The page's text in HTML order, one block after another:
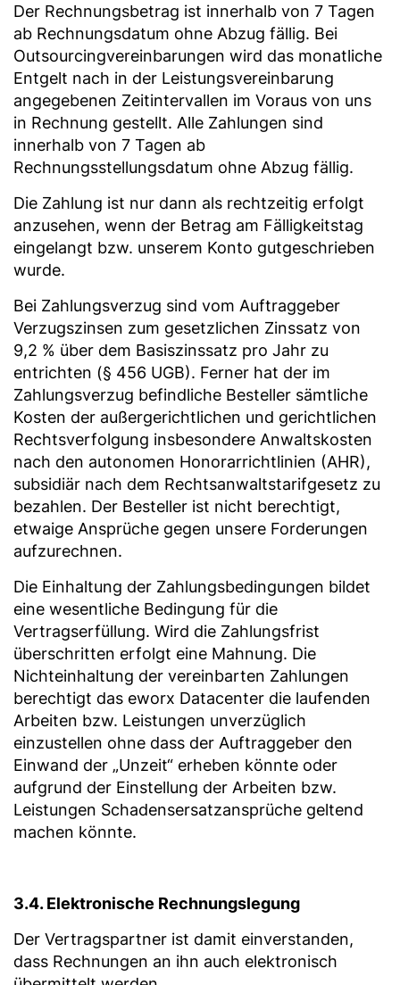
Der Rechnungsbetrag ist innerhalb von 7 Tagen
ab Rechnungsdatum ohne Abzug fällig. Bei
Outsourcingvereinbarungen wird das monatliche
Entgelt nach in der Leistungsvereinbarung
angegebenen Zeitintervallen im Voraus von uns
in Rechnung gestellt. Alle Zahlungen sind
innerhalb von 7 Tagen ab
Rechnungsstellungsdatum ohne Abzug fällig.
Die Zahlung ist nur dann als rechtzeitig erfolgt
anzusehen, wenn der Betrag am Fälligkeitstag
eingelangt bzw. unserem Konto gutgeschrieben
wurde.
Bei Zahlungsverzug sind vom Auftraggeber
Verzugszinsen zum gesetzlichen Zinssatz von
9,2 % über dem Basiszinssatz pro Jahr zu
entrichten (§ 456 UGB). Ferner hat der im
Zahlungsverzug befindliche Besteller sämtliche
Kosten der außergerichtlichen und gerichtlichen
Rechtsverfolgung insbesondere Anwaltskosten
nach den autonomen Honorarrichtlinien (AHR),
subsidiär nach dem Rechtsanwaltstarifgesetz zu
bezahlen. Der Besteller ist nicht berechtigt,
etwaige Ansprüche gegen unsere Forderungen
aufzurechnen.
Die Einhaltung der Zahlungsbedingungen bildet
eine wesentliche Bedingung für die
Vertragserfüllung. Wird die Zahlungsfrist
überschritten erfolgt eine Mahnung. Die
Nichteinhaltung der vereinbarten Zahlungen
berechtigt das eworx Datacenter die laufenden
Arbeiten bzw. Leistungen unverzüglich
einzustellen ohne dass der Auftraggeber den
Einwand der „Unzeit“ erheben könnte oder
aufgrund der Einstellung der Arbeiten bzw.
Leistungen Schadensersatzansprüche geltend
machen könnte.
3.4. Elektronische Rechnungslegung
Der Vertragspartner ist damit einverstanden,
dass Rechnungen an ihn auch elektronisch